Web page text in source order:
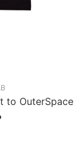
to OuterSpace